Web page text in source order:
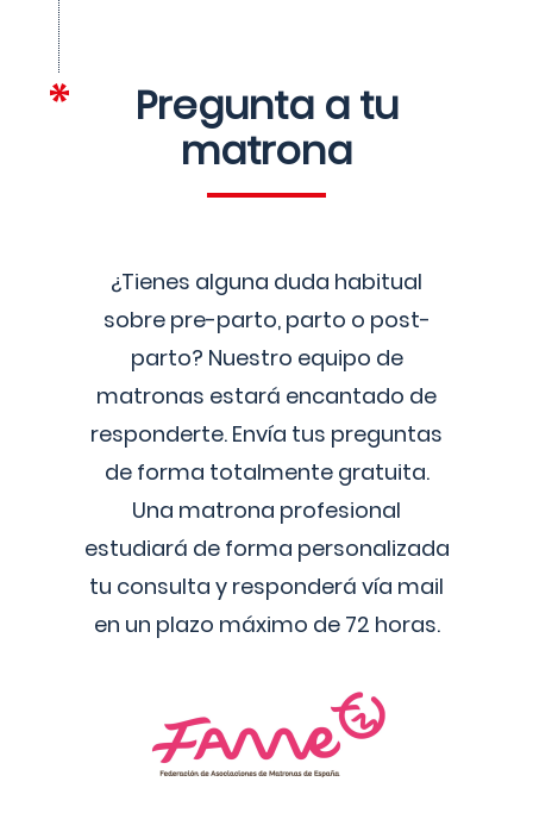
Pregunta a tu
matrona
¿Tienes alguna duda habitual
sobre pre-parto, parto o post-
parto? Nuestro equipo de
matronas estará encantado de
responderte. Envía tus preguntas
de forma totalmente gratuita.
Una matrona profesional
estudiará de forma personalizada
tu consulta y responderá vía mail
en un plazo máximo de 72 horas.